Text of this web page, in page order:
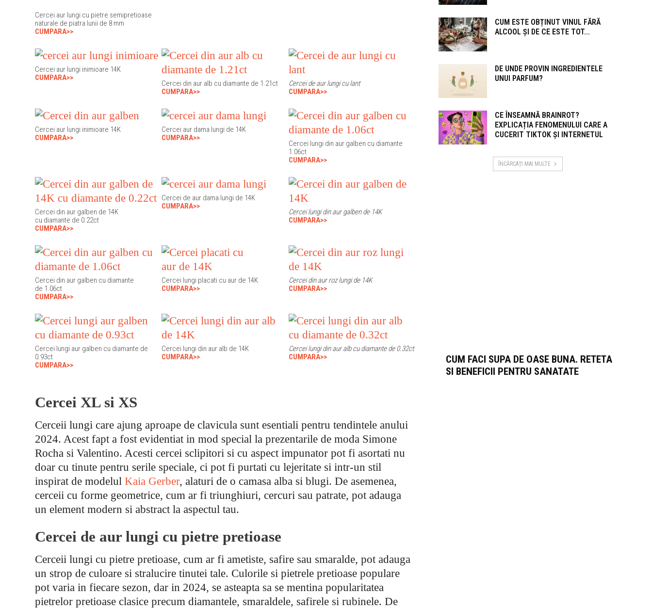
Cercei aur lungi cu pietre semipretioase
naturale de piatra lunii de 8 mm
CUMPARA>>
Cercei aur lungi inimioare 14K
CUMPARA>>
Cercei din aur alb cu diamante de 1.21ct
CUMPARA>>
Cercei de aur lungi cu lant
CUMPARA>>
Cercei aur lungi inimioare 14K
CUMPARA>>
Cercei aur dama lungi de 14K
CUMPARA>>
Cercei lungi din aur galben cu diamante
1.06ct
CUMPARA>>
Cercei din aur galben de 14K
cu diamante de 0.22ct
CUMPARA>>
Cercei de aur dama lungi de 14K
CUMPARA>>
Cercei lungi din aur galben de 14K
CUMPARA>>
Cercei din aur galben cu diamante
de 1.06ct
CUMPARA>>
Cercei lungi placati cu aur de 14K
CUMPARA>>
Cercei din aur roz lungi de 14K
CUMPARA>>
Cercei lungi aur galben cu diamante de
0.93ct
CUMPARA>>
Cercei lungi din aur alb de 14K
CUMPARA>>
Cercei lungi din aur alb cu diamante de 0.32ct
CUMPARA>>
Cercei XL si XS
Cerceii lungi care ajung aproape de clavicula sunt esentiali pentru tendintele anului
2024. Acest fapt a fost evidentiat in mod special la prezentarile de moda Simone
Rocha si Valentino. Acesti cercei sclipitori si cu aspect impunator pot fi asortati nu
doar cu tinute pentru serile speciale, ci pot fi purtati cu lejeritate si intr-un stil
inspirat de modelul Kaia Gerber, alaturi de o camasa alba si blugi. De asemenea,
cerceii cu forme geometrice, cum ar fi triunghiuri, cercuri sau patrate, pot adauga
un element modern si abstract la aspectul tau.
Cercei de aur lungi cu pietre pretioase
Cerceii lungi cu pietre pretioase, cum ar fi ametiste, safire sau smaralde, pot adauga
un strop de culoare si stralucire tinutei tale. Culorile si pietrele pretioase populare
pot varia in fiecare sezon, dar in 2024, se asteapta sa se mentina popularitatea
pietrelor pretioase clasice precum diamantele, smaraldele, safirele si rubinele. De
CUM ESTE OBȚINUT VINUL FĂRĂ
ALCOOL ȘI DE CE ESTE TOT...
DE UNDE PROVIN INGREDIENTELE
UNUI PARFUM?
CE ÎNSEAMNĂ BRAINROT?
EXPLICAȚIA FENOMENULUI CARE A
CUCERIT TIKTOK ȘI INTERNETUL
ÎNCĂRCAȚI MAI MULTE
CUM FACI SUPA DE OASE BUNA. RETETA
SI BENEFICII PENTRU SANATATE